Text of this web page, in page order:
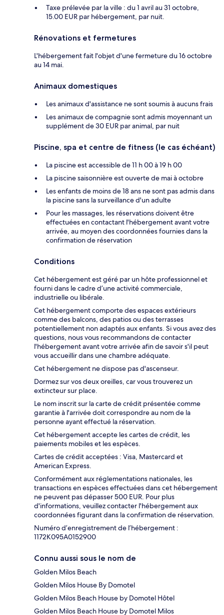
Taxe prélevée par la ville : du 1 avril au 31 octobre,
15.00 EUR par hébergement, par nuit.
Rénovations et fermetures
L'hébergement fait l'objet d'une fermeture du 16 octobre
au 14 mai.
Animaux domestiques
Les animaux d'assistance ne sont soumis à aucuns frais
Les animaux de compagnie sont admis moyennant un
supplément de 30 EUR par animal, par nuit
Piscine, spa et centre de fitness (le cas échéant)
La piscine est accessible de 11 h 00 à 19 h 00
La piscine saisonnière est ouverte de mai à octobre
Les enfants de moins de 18 ans ne sont pas admis dans
la piscine sans la surveillance d'un adulte
Pour les massages, les réservations doivent être
effectuées en contactant l'hébergement avant votre
arrivée, au moyen des coordonnées fournies dans la
confirmation de réservation
Conditions
Cet hébergement est géré par un hôte professionnel et
fourni dans le cadre d’une activité commerciale,
industrielle ou libérale.
Cet hébergement comporte des espaces extérieurs
comme des balcons, des patios ou des terrasses
potentiellement non adaptés aux enfants. Si vous avez des
questions, nous vous recommandons de contacter
l'hébergement avant votre arrivée afin de savoir s'il peut
vous accueillir dans une chambre adéquate.
Cet hébergement ne dispose pas d'ascenseur.
Dormez sur vos deux oreilles, car vous trouverez un
extincteur sur place.
Le nom inscrit sur la carte de crédit présentée comme
garantie à l'arrivée doit correspondre au nom de la
personne ayant effectué la réservation.
Cet hébergement accepte les cartes de crédit, les
paiements mobiles et les espèces.
Cartes de crédit acceptées : Visa, Mastercard et
American Express.
Conformément aux réglementations nationales, les
transactions en espèces effectuées dans cet hébergement
ne peuvent pas dépasser 500 EUR. Pour plus
d'informations, veuillez contacter l'hébergement aux
coordonnées figurant dans la confirmation de réservation.
Numéro d’enregistrement de l’hébergement :
1172K095A0152900
Connu aussi sous le nom de
Golden Milos Beach
Golden Milos House By Domotel
Golden Milos Beach House by Domotel Hôtel
Golden Milos Beach House by Domotel Milos